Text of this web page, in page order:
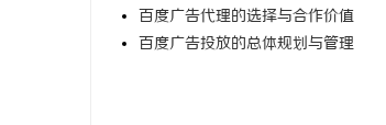
百度广告代理的选择与合作价值
百度广告投放的总体规划与管理